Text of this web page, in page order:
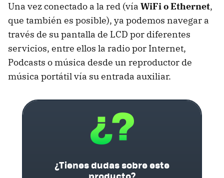
Una vez conectado a la red (vía WiFi o Ethernet,
que también es posible), ya podemos navegar a
través de su pantalla de LCD por diferentes
servicios, entre ellos la radio por Internet,
Podcasts o música desde un reproductor de
música portátil vía su entrada auxiliar.
¿Tienes dudas sobre este